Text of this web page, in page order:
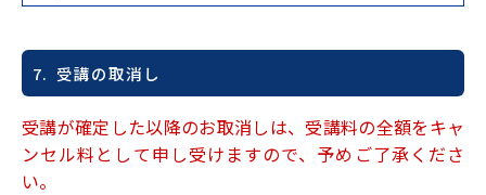
7. 受講の取消し
受講が確定した以降のお取消しは、受講料の全額をキャ
ンセル料として申し受けますので、予めご了承くださ
い。